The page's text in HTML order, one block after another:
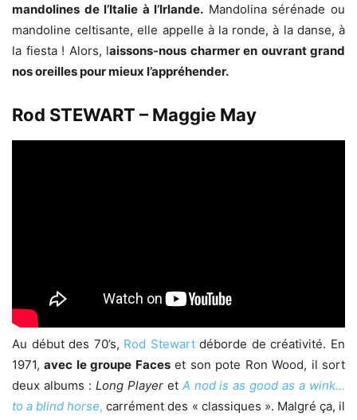
mandolines de l’Italie à l’Irlande. Mandolina sérénade ou
mandoline celtisante, elle appelle à la ronde, à la danse, à
la fiesta ! Alors, laissons-nous charmer en ouvrant grand
nos oreilles pour mieux l’appréhender.
Rod STEWART – Maggie May
Au début des 70’s, Rod Stewartdéborde de créativité. En
1971,avec le groupe Faceset son pote Ron Wood, il sort
deux albums : Long Playeret A nod is as good as a wink…
to a blind horse, carrément des « classiques ». Malgré ça, il